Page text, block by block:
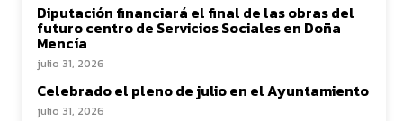
Diputación financiará el final de las obras del
futuro centro de Servicios Sociales en Doña
Mencía
julio 31, 2026
Celebrado el pleno de julio en el Ayuntamiento
julio 31, 2026